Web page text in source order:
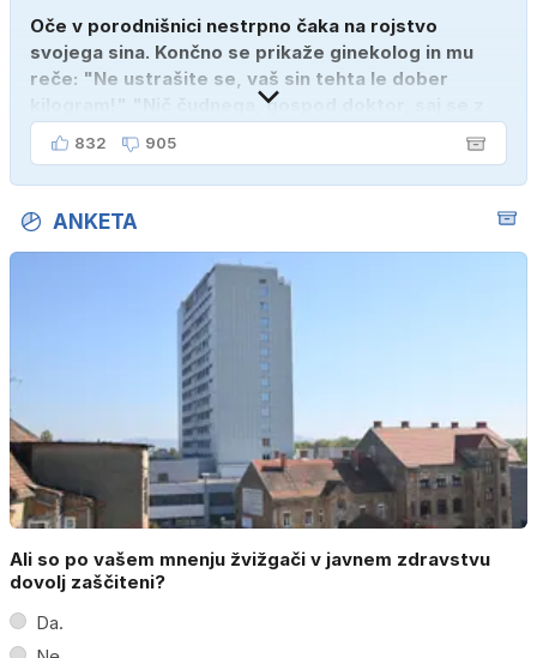
Oče v porodnišnici nestrpno čaka na rojstvo
svojega sina. Končno se prikaže ginekolog in mu
reče: "Ne ustrašite se, vaš sin tehta le dober
kilogram!" "Nič čudnega, gospod doktor, saj se z
ženo poznava šele tri mesece."
832 905
ANKETA
Ali so po vašem mnenju žvižgači v javnem zdravstvu
dovolj zaščiteni?
Da.